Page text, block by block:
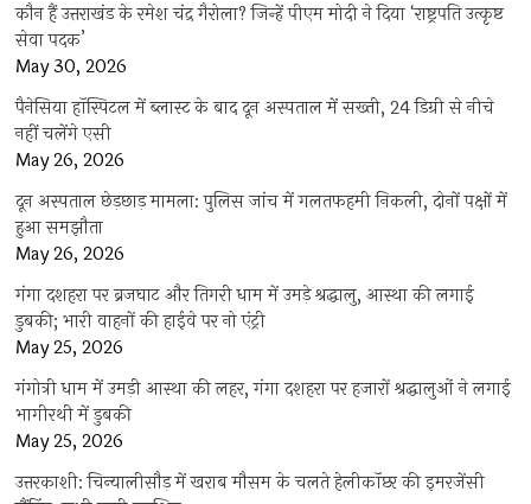
कौन हैं उत्तराखंड के रमेश चंद्र गैरोला? जिन्हें पीएम मोदी ने दिया ‘राष्ट्रपति उत्कृष्ट
सेवा पदक’
May 30, 2026
पैनेसिया हॉस्पिटल में ब्लास्ट के बाद दून अस्पताल में सख्ती, 24 डिग्री से नीचे
नहीं चलेंगे एसी
May 26, 2026
दून अस्पताल छेड़छाड़ मामला: पुलिस जांच में गलतफहमी निकली, दोनों पक्षों में
हुआ समझौता
May 26, 2026
गंगा दशहरा पर ब्रजघाट और तिगरी धाम में उमड़े श्रद्धालु, आस्था की लगाई
डुबकी; भारी वाहनों की हाईवे पर नो एंट्री
May 25, 2026
गंगोत्री धाम में उमड़ी आस्था की लहर, गंगा दशहरा पर हजारों श्रद्धालुओं ने लगाई
भागीरथी में डुबकी
May 25, 2026
उत्तरकाशी: चिन्यालीसौड़ में खराब मौसम के चलते हेलीकॉप्टर की इमरजेंसी